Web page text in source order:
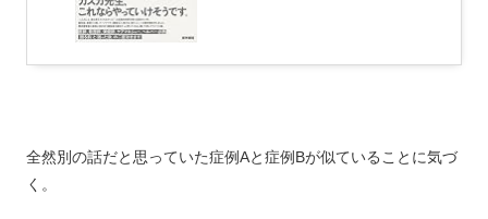
全然別の話だと思っていた症例Aと症例Bが似ていることに気づ
く。